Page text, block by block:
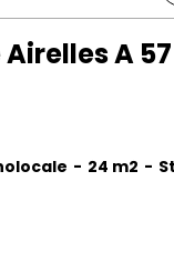
A 57
24 m2